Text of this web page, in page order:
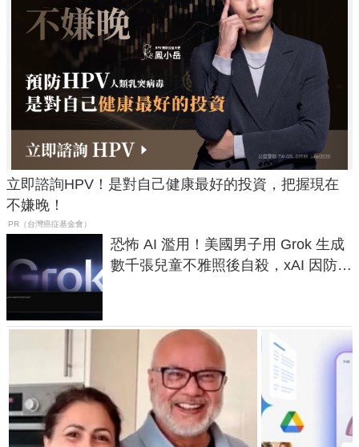
立即諮詢HPV！是對自己健康最好的投資，把握現在
不嫌晚！
PR（台灣癌症基金會）
恐怖 AI 濫用！美國男子用 Grok 生成
數千張兒童不雅照後自殺，xAI 因防護